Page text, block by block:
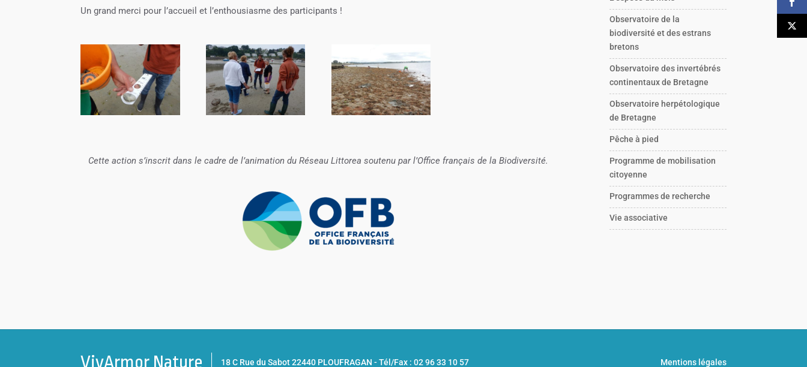
Un grand merci pour l’accueil et l’enthousiasme des participants !
Cette action s’inscrit dans le cadre de l’animation du Réseau Littorea soutenu par l’Office français de la Biodiversité.
Observatoire de la
biodiversité et des estrans
bretons
Observatoire des invertébrés
continentaux de Bretagne
Observatoire herpétologique
de Bretagne
Pêche à pied
Programme de mobilisation
citoyenne
Programmes de recherche
Vie associative
VivArmor Nature 18 C Rue du Sabot 22440 PLOUFRAGAN -Tél/Fax : 02 96 33 10 57 Mentions légales